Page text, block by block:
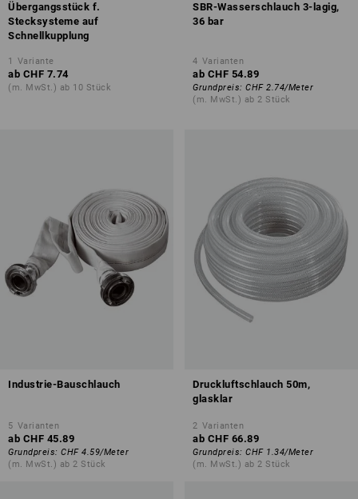
Übergangsstück f.
Stecksysteme auf
Schnellkupplung
1 Variante
ab CHF 7.74
(m. MwSt.) ab 10 Stück
SBR-Wasserschlauch 3-lagig,
36 bar
4 Varianten
ab CHF 54.89
Grundpreis: CHF 2.74/Meter
(m. MwSt.) ab 2 Stück
Industrie-Bauschlauch
5 Varianten
ab CHF 45.89
Grundpreis: CHF 4.59/Meter
(m. MwSt.) ab 2 Stück
Druckluftschlauch 50m,
glasklar
2 Varianten
ab CHF 66.89
Grundpreis: CHF 1.34/Meter
(m. MwSt.) ab 2 Stück